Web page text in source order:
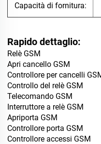
Capacità di fornitura:
Rapido dettaglio:
Relè GSM
Apri cancello GSM
Controllore per cancelli
Controllo del relè GSM
Telecomando GSM
Interruttore a relè GSM
Apriporta GSM
Controllore porta GSM
Controllore accessi GSM